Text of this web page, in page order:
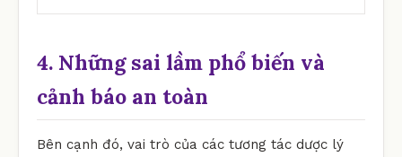
4. Những sai lầm phổ biến và
cảnh báo an toàn
Bên cạnh đó, vai trò của các tương tác dược lý